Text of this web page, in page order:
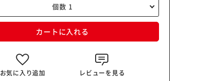
カートに入れる
お気に入り追加 レビューを見る